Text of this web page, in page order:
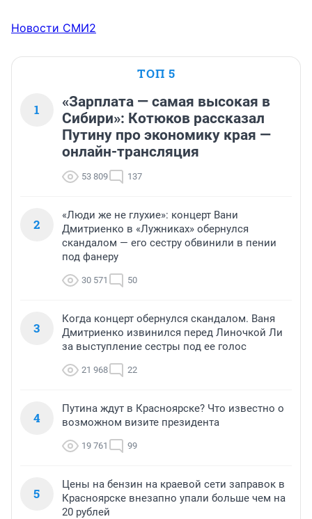
Новости СМИ2
ТОП 5
1
«Зарплата — самая высокая в
Сибири»: Котюков рассказал
Путину про экономику края —
онлайн-трансляция
53 809 137
2
«Люди же не глухие»: концерт Вани
Дмитриенко в «Лужниках» обернулся
скандалом — его сестру обвинили в пении
под фанеру
30 571 50
3
Когда концерт обернулся скандалом. Ваня
Дмитриенко извинился перед Линочкой Ли
за выступление сестры под ее голос
21 968 22
4
Путина ждут в Красноярске? Что известно о
возможном визите президента
19 761 99
5
Цены на бензин на краевой сети заправок в
Красноярске внезапно упали больше чем на
20 рублей